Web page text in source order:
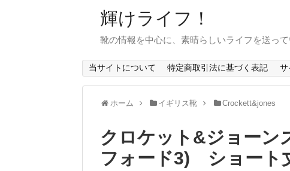
輝けライフ！
靴の情報を中心に、素晴らしいライフを送っ
当サイトについて 特定商取引法に基づく表記 サ
ホーム イギリス靴 Crockett&jones
クロケット&ジョー
フォード3) ショート